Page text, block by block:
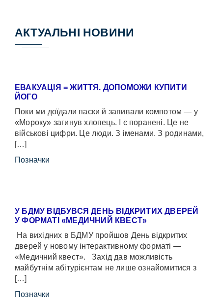
АКТУАЛЬНІ НОВИНИ
ЕВАКУАЦІЯ = ЖИТТЯ. ДОПОМОЖИ КУПИТИ
ЙОГО
Поки ми доїдали паски й запивали компотом — у
«Мороку» загинув хлопець. І є поранені. Це не
військові цифри. Це люди. З іменами. З родинами,
[…]
Позначки
У БДМУ ВІДБУВСЯ ДЕНЬ ВІДКРИТИХ ДВЕРЕЙ
У ФОРМАТІ «МЕДИЧНИЙ КВЕСТ»
На вихідних в БДМУ пройшов День відкритих
дверей у новому інтерактивному форматі —
«Медичний квест». Захід дав можливість
майбутнім абітурієнтам не лише ознайомитися з
[…]
Позначки